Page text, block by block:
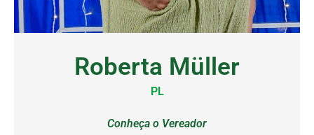
Roberta Müller
PL
Conheça o Vereador